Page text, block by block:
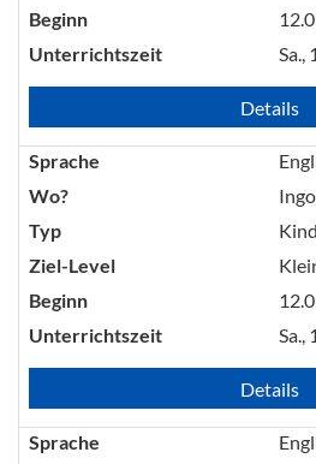
Beginn
Unterrichtszeit
Sa.,
Details
Sprache
Wo?
Typ
Ziel-Level
Beginn
Unterrichtszeit
Sa.,
Details
Sprache